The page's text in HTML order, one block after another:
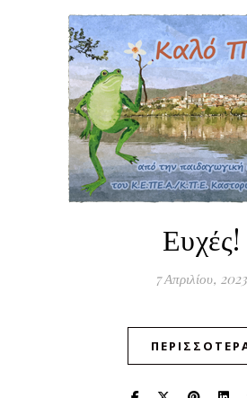
Ευχές!
7 Απριλίου, 2023